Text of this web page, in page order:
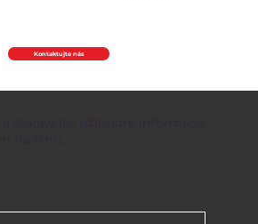
Kontaktujte nás